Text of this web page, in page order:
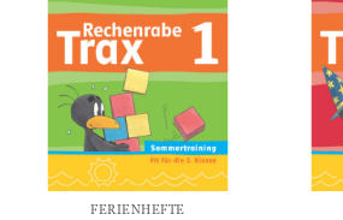
Zur
Wunschliste
FERIENHEFTE